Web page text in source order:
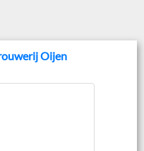
Oijen